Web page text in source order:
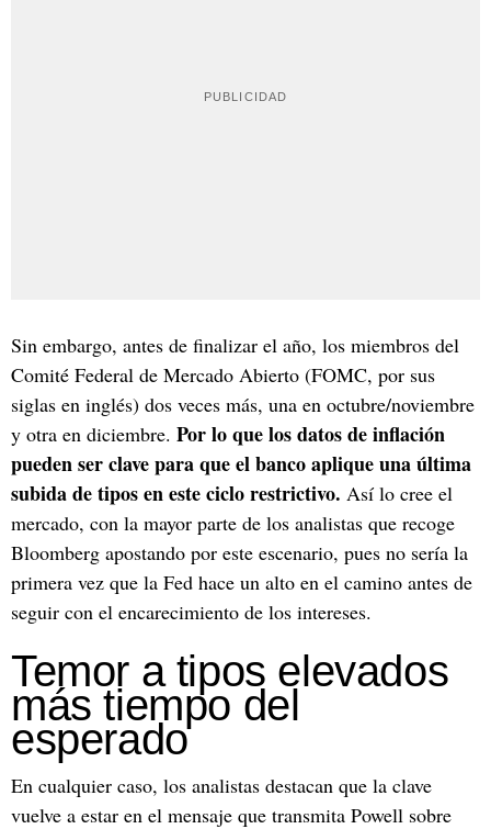
Sin embargo, antes de finalizar el año, los miembros del
Comité Federal de Mercado Abierto (FOMC, por sus
siglas en inglés) dos veces más, una en octubre/noviembre
y otra en diciembre. Por lo que los datos de inflación
pueden ser clave para que el banco aplique una última
subida de tipos en este ciclo restrictivo. Así lo cree el
mercado, con la mayor parte de los analistas que recoge
Bloomberg apostando por este escenario, pues no sería la
primera vez que la Fed hace un alto en el camino antes de
seguir con el encarecimiento de los intereses.
Temor a tipos elevados
más tiempo del
esperado
En cualquier caso, los analistas destacan que la clave
vuelve a estar en el mensaje que transmita Powell sobre